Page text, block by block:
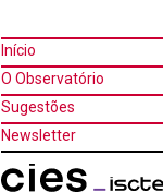
Início
O Observatório
Sugestões
Newsletter